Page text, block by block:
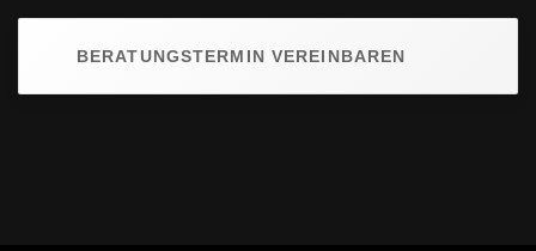
BERATUNGSTERMIN VEREINBAREN